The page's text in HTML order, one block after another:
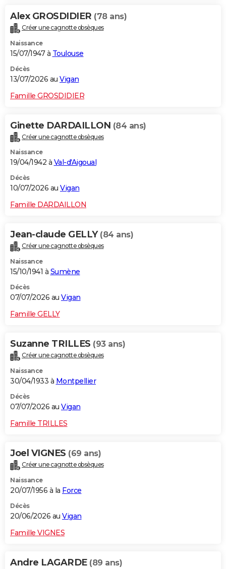
Alex GROSDIDIER (78 ans)
Créer une cagnotte obsèques
Naissance
15/07/1947 à Toulouse
Décès
13/07/2026 au Vigan
Famille GROSDIDIER
Ginette DARDAILLON (84 ans)
Créer une cagnotte obsèques
Naissance
19/04/1942 à Val-d'Aigoual
Décès
10/07/2026 au Vigan
Famille DARDAILLON
Jean-claude GELLY (84 ans)
Créer une cagnotte obsèques
Naissance
15/10/1941 à Sumène
Décès
07/07/2026 au Vigan
Famille GELLY
Suzanne TRILLES (93 ans)
Créer une cagnotte obsèques
Naissance
30/04/1933 à Montpellier
Décès
07/07/2026 au Vigan
Famille TRILLES
Joel VIGNES (69 ans)
Créer une cagnotte obsèques
Naissance
20/07/1956 à la Force
Décès
20/06/2026 au Vigan
Famille VIGNES
Andre LAGARDE (89 ans)